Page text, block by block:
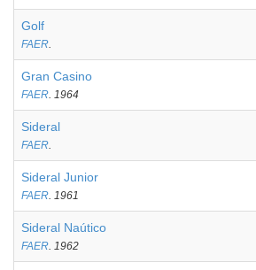
Golf
FAER.
Gran Casino
FAER. 1964
Sideral
FAER.
Sideral Junior
FAER. 1961
Sideral Naútico
FAER. 1962